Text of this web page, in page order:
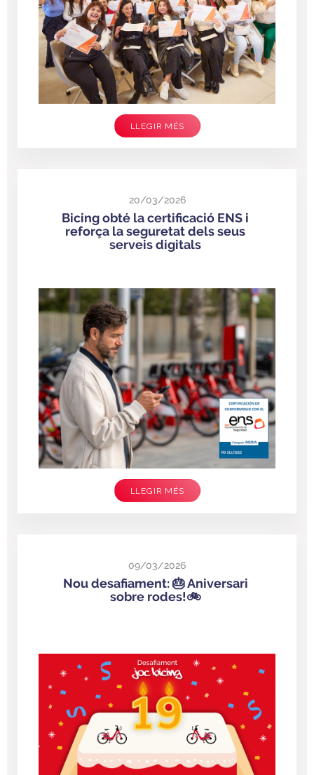
LLEGIR MÉS
20/03/2026
Bicing obté la certificació ENS i
reforça la seguretat dels seus
serveis digitals
LLEGIR MÉS
09/03/2026
Nou desafiament: 🎂 Aniversari
sobre rodes!​🚲